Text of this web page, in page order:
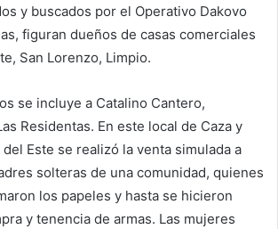
y buscados por el Operativo Dakovo
figuran dueños de casas comerciales
San Lorenzo, Limpio.
se incluye a Catalino Cantero,
Residentas. En este local de Caza y
Este se realizó la venta simulada a
solteras de una comunidad, quienes
los papeles y hasta se hicieron
y tenencia de armas. Las mujeres